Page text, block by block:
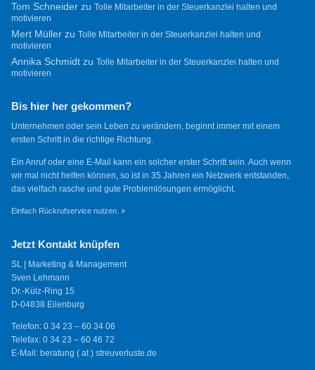
Tom Schneiderzu Tolle Mitarbeiter in der Steuerkanzlei halten und
motivieren
Mert Müllerzu Tolle Mitarbeiter in der Steuerkanzlei halten und
motivieren
Annika Schmidtzu Tolle Mitarbeiter in der Steuerkanzlei halten und
motivieren
Bis hier her gekommen?
Unternehmen oder sein Leben zu verändern, beginnt immer mit einem
ersten Schritt in die richtige Richtung.
Ein Anruf oder eine E-Mail kann ein solcher erster Schritt sein. Auch wenn
wir mal nicht helfen können, so ist in 35 Jahren ein Netzwerk entstanden,
das vielfach rasche und gute Problemlösungen ermöglicht.
Einfach Rückrufservice nutzen. »
Jetzt Kontakt knüpfen
SL | Marketing & Management
Sven Lehmann
Dr.-Külz-Ring 15
D-04838 Eilenburg
Telefon: 0 34 23 – 60 34 06
Telefax: 0 34 23 – 60 46 72
E-Mail: beratung ( at ) streuverluste.de